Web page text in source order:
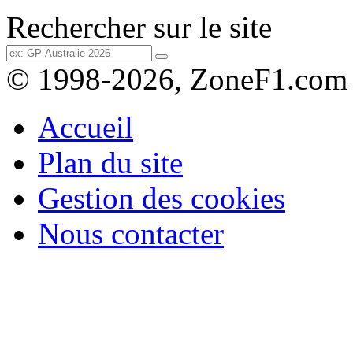
Rechercher sur le site
© 1998-2026, ZoneF1.com
Accueil
Plan du site
Gestion des cookies
Nous contacter